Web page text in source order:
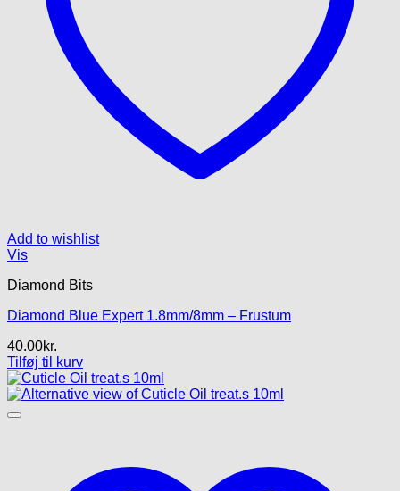
Add to wishlist
Vis
Diamond Bits
Diamond Blue Expert 1.8mm/8mm – Frustum
40.00kr.
Tilføj til kurv